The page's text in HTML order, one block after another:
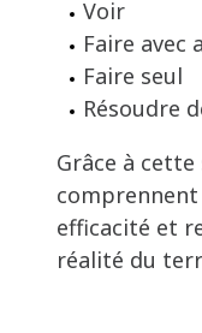
Voir
Faire avec
Faire seul
Résoudre
Grâce à
efficacité et
réalité du